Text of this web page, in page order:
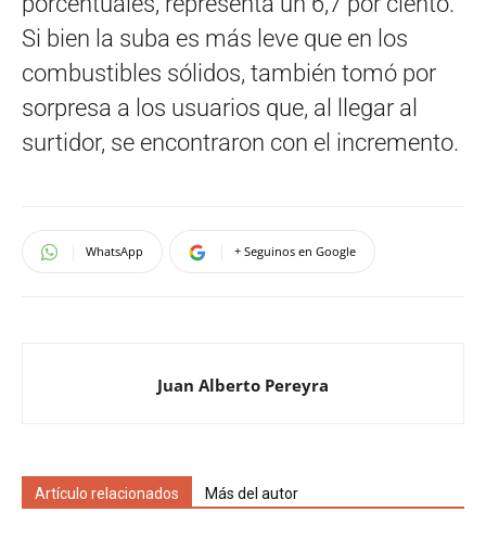
Si bien la suba es más leve que en los
combustibles sólidos, también tomó por
sorpresa a los usuarios que, al llegar al
surtidor, se encontraron con el incremento.
WhatsApp + Seguinos en Google
Juan Alberto Pereyra
Artículo relacionados Más del autor